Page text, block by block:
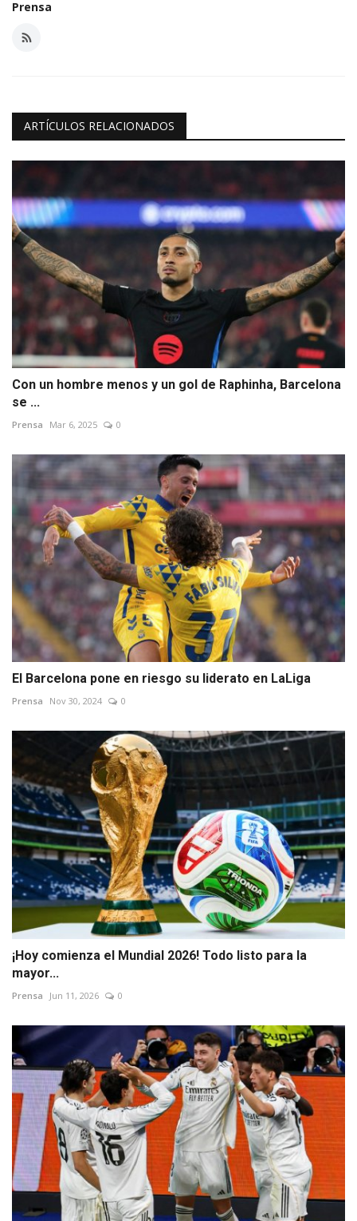
Prensa
ARTÍCULOS RELACIONADOS
Con un hombre menos y un gol de Raphinha, Barcelona
se ...
Prensa Mar 6, 2025 0
El Barcelona pone en riesgo su liderato en LaLiga
Prensa Nov 30, 2024 0
¡Hoy comienza el Mundial 2026! Todo listo para la
mayor...
Prensa Jun 11, 2026 0